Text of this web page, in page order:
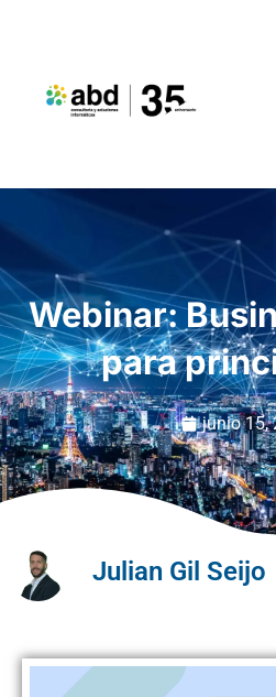
Webinar:
para
junio 15,
Julian Gil Seijo